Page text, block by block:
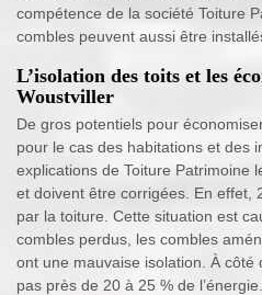
compétence de la société Toiture
combles peuvent aussi être
L’isolation des toits et les
Woustviller
De gros potentiels pour
pour le cas des habitations et des
explications de Toiture Patrimoine
et doivent être corrigées. En effet,
par la toiture. Cette situation est
combles perdus, les combles
ont une mauvaise isolation. À
pas près de 20 à 25 % de l’énergie.